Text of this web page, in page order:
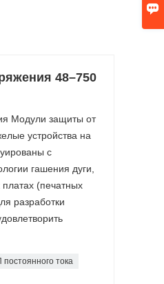

48–750
Модули защиты от
устройства на
с
гашения дуги,
(печатных
разработки
тока